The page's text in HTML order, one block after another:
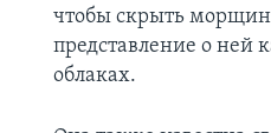
чтобы скрыть
представление о ней
облаках.